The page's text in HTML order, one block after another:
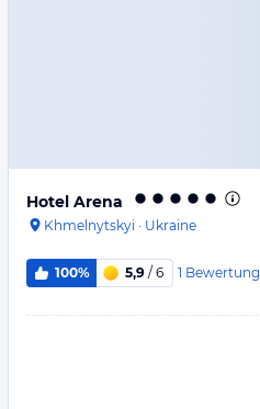
Hotel Arena
Khmelnytskyi · Ukraine
100% 5,9 / 6 1 Bewertung